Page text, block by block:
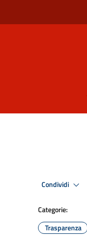
Condividi
Categorie:
Trasparenza